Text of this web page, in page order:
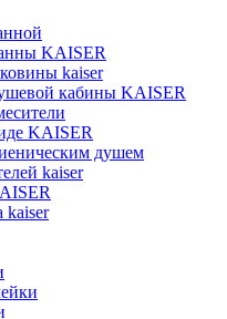
KAISER
kaiser
кабины KAISER
KAISER
душем
kaiser
kaiser